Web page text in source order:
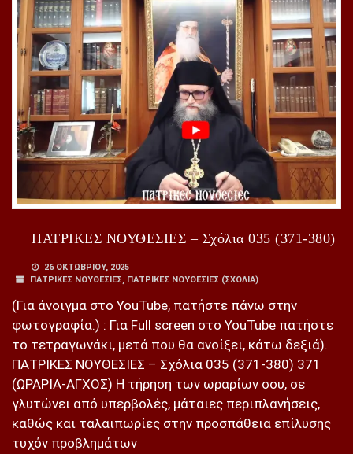
ΠΑΤΡΙΚΕΣ ΝΟΥΘΕΣΙΕΣ – Σχόλια 035 (371-380)
26 ΟΚΤΩΒΡΊΟΥ, 2025
ΠΑΤΡΙΚΕΣ ΝΟΥΘΕΣΙΕΣ, ΠΑΤΡΙΚΕΣ ΝΟΥΘΕΣΙΕΣ (ΣΧΌΛΙΑ)
(Για άνοιγμα στο YouTube, πατήστε πάνω στην
φωτογραφία.) : Για Full screen στο YouTube πατήστε
το τετραγωνάκι, μετά που θα ανοίξει, κάτω δεξιά).
ΠΑΤΡΙΚΕΣ ΝΟΥΘΕΣΙΕΣ – Σχόλια 035 (371-380) 371
(ΩΡΑΡΙΑ-ΑΓΧΟΣ) Η τήρηση των ωραρίων σου, σε
γλυτώνει από υπερβολές, μάταιες περιπλανήσεις,
καθώς και ταλαιπωρίες στην προσπάθεια επίλυσης
τυχόν προβλημάτων